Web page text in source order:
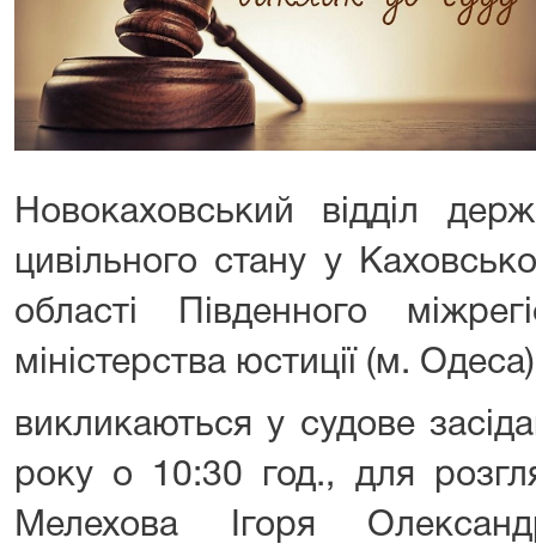
Новокаховський відділ
цивільного стану у
області Південного
міністерства юстиції (м. Одеса)
викликаються у судове
року о 10:30 год., для
Мелехова Ігоря